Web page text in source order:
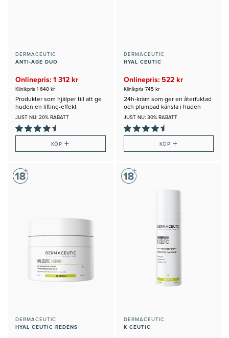
DERMACEUTIC
ANTI-AGE DUO
Onlinepris: 1 312 kr
Klinikpris 1 640 kr
Produkter som hjälper till att ge
huden en lifting-effekt
JUST NU: 20% RABATT
KÖP+
DERMACEUTIC
HYAL CEUTIC
Onlinepris: 522 kr
Klinikpris 745 kr
24h-kräm som ger en återfuktad
och plumpad känsla i huden
JUST NU: 30% RABATT
KÖP +
DERMACEUTIC
HYAL CEUTIC REDENS+
DERMACEUTIC
K CEUTIC